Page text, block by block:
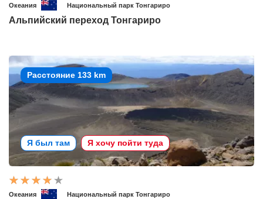
Океания Национальный парк Тонгариро
Альпийский переход Тонгариро
Расстояние 133 km
Я был там Я хочу пойти туда
Океания Национальный парк Тонгариро